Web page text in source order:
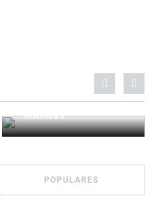
Análises
POPULARES